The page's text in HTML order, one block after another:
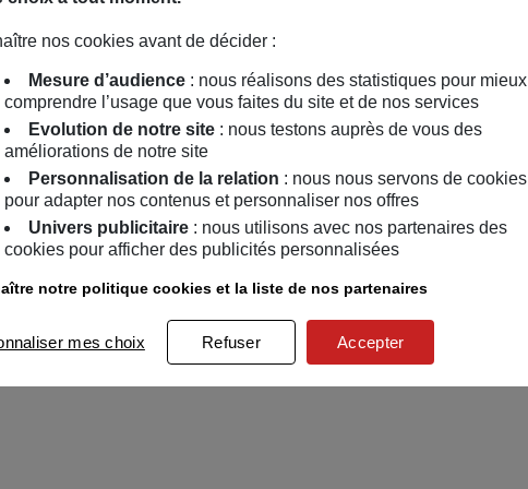
nos cookies avant de décider :
Mesure d’audience : nous réalisons des statistiques pour mieux
comprendre l’usage que vous faites du site et de nos services
Evolution de notre site : nous testons auprès de vous des
améliorations de notre site
Personnalisation de la relation : nous nous servons de cookies
pour adapter nos contenus et personnaliser nos offres
Univers publicitaire : nous utilisons avec nos partenaires des
cookies pour afficher des publicités personnalisées
notre politique cookies et la liste de nos partenaires
mes choix Refuser Accepter